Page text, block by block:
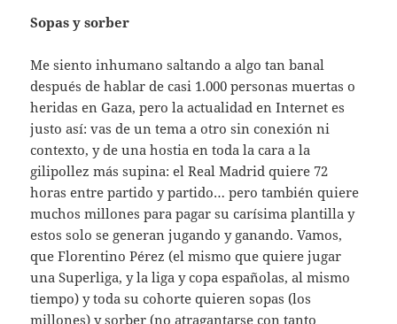
Sopas y sorber
Me siento inhumano saltando a algo tan banal
después de hablar de casi 1.000 personas muertas o
heridas en Gaza, pero la actualidad en Internet es
justo así: vas de un tema a otro sin conexión ni
contexto, y de una hostia en toda la cara a la
gilipollez más supina: el Real Madrid quiere 72
horas entre partido y partido… pero también quiere
muchos millones para pagar su carísima plantilla y
estos solo se generan jugando y ganando. Vamos,
que Florentino Pérez (el mismo que quiere jugar
una Superliga, y la liga y copa españolas, al mismo
tiempo) y toda su cohorte quieren sopas (los
millones) y sorber (no atragantarse con tanto